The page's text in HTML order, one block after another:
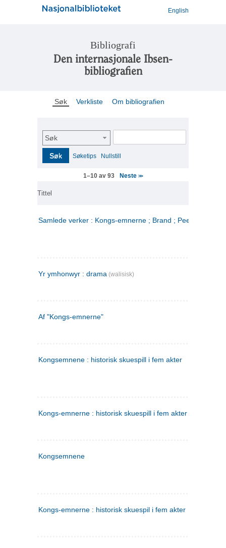
English
Bibliografi
Den internasjonale Ibsen-
bibliografien
Søk Verkliste Om bibliografien
Søk
Søk Søketips Nullstill
1–10 av 93 Neste>>
Tittel
Samlede verker : Kongs-emnerne ; Brand ; Peer Gynt. 2
Yr ymhonwyr : drama (walisisk)
Af "Kongs-emnerne"
Kongsemnene : historisk skuespill i fem akter
Kongs-emnerne : historisk skuespill i fem akter
Kongsemnene
Kongs-emnerne : historisk skuespil i fem akter